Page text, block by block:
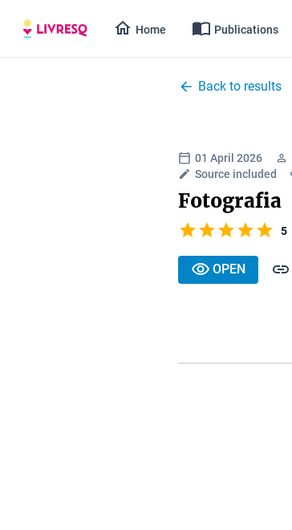
Home Publications
Back to results
01 April 2026
Source included
Fotografia
5
OPEN